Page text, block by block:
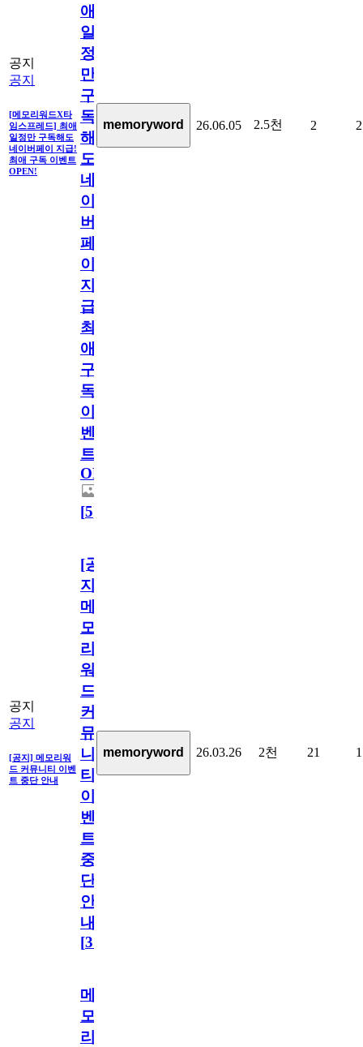
공지
공지
[메모리워드X타
임스프레드] 최애
일정만 구독해도
네이버페이 지급!
최애 구독 이벤트
OPEN!
애
일
정
만
구
독
해
도
네
이
버
페
이
지
급!
최
애
구
독
이
벤
트
OPEN!
[5]
memoryword 26.06.05 2.5천 2 2
공지
공지
[공지] 메모리워
드 커뮤니티 이벤
트 중단 안내
[공
지]
메
모
리
워
드
커
뮤
니
티
이
벤
트
중
단
안
내
[31
memoryword 26.03.26 2천 21 1
메
모
리